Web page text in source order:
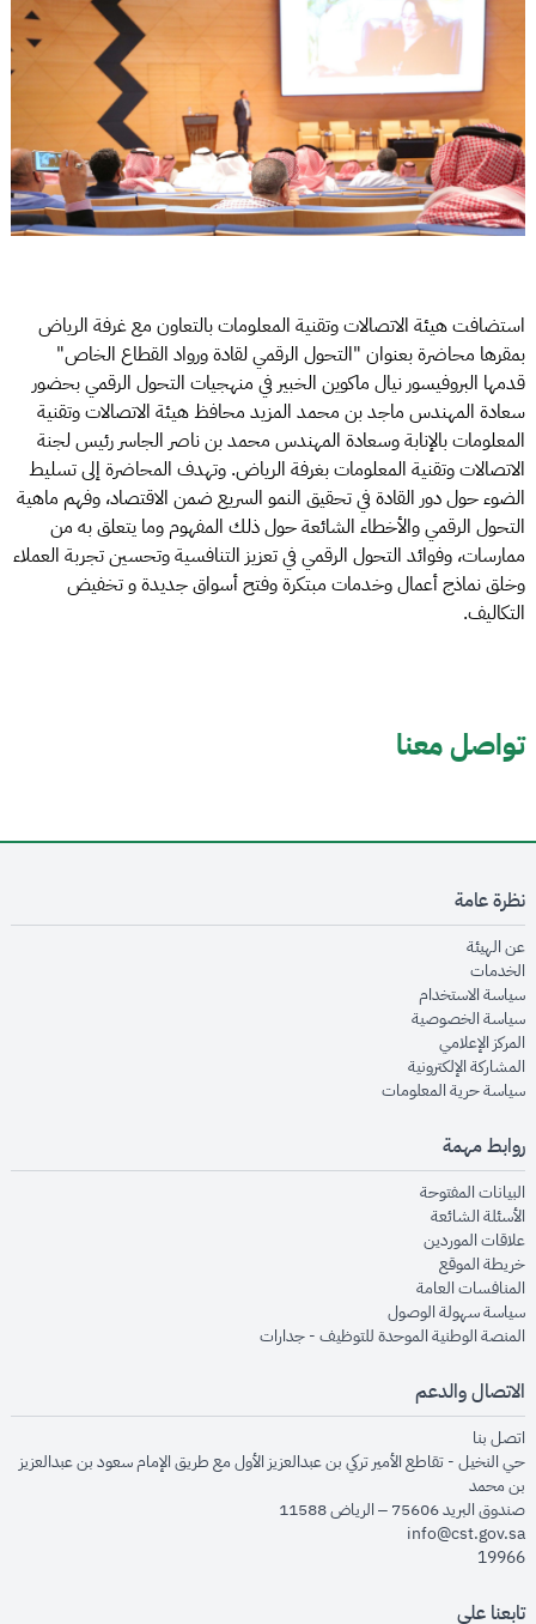
استضافت هيئة الاتصالات وتقنية المعلومات بالتعاون مع غرفة الرياض
بمقرها محاضرة بعنوان "التحول الرقمي لقادة ورواد القطاع الخاص"
قدمها البروفيسور نيال ماكوين الخبير في منهجيات التحول الرقمي بحضور
سعادة المهندس ماجد بن محمد المزيد محافظ هيئة الاتصالات وتقنية
المعلومات بالإنابة وسعادة المهندس محمد بن ناصر الجاسر رئيس لجنة
الاتصالات وتقنية المعلومات بغرفة الرياض. وتهدف المحاضرة إلى تسليط
الضوء حول دور القادة في تحقيق النمو السريع ضمن الاقتصاد، وفهم ماهية
التحول الرقمي والأخطاء الشائعة حول ذلك المفهوم وما يتعلق به من
ممارسات، وفوائد التحول الرقمي في تعزيز التنافسية وتحسين تجربة العملاء
وخلق نماذج أعمال وخدمات مبتكرة وفتح أسواق جديدة و تخفيض
التكاليف.
تواصل معنا
نظرة عامة
عن الهيئةopens in new window
الخدماتopens in new window
سياسة الاستخدامopens in new window
سياسة الخصوصيةopens in new window
المركز الإعلاميopens in new window
المشاركة الإلكترونيةopens in new window
سياسة حرية المعلوماتopens in new window
روابط مهمة
البيانات المفتوحةopens in new window
الأسئلة الشائعةopens in new window
علاقات الموردينopens in new window
خريطة الموقعopens in new window
المنافسات العامةopens in new window
سياسة سهولة الوصولopens in new window
المنصة الوطنية الموحدة للتوظيف - جداراتopens in new window
الاتصال والدعم
اتصل بنا
حي النخيل - تقاطع الأمير تركي بن عبدالعزيز الأول مع طريق الإمام سعود بن عبدالعزيز
بن محمد
صندوق البريد 75606 – الرياض 11588
info@cst.gov.sa
19966
تابعنا على